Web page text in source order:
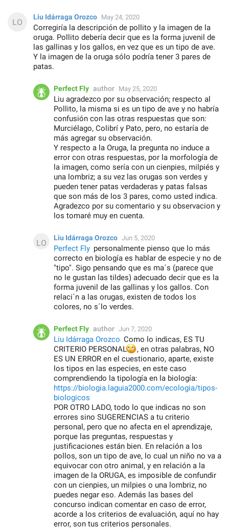
Liu Idárraga Orozco May 24, 2020
Corregiría la descripción de pollito y la imagen de la
oruga. Pollito debería decir que es la forma juvenil de
las gallinas y los gallos, en vez que es un tipo de ave.
Y la imagen de la oruga sólo podría tener 3 pares de
patas.
Perfect Fly author May 25, 2020
Liu agradezco por su observación; respecto al
Pollito, la misma si es un tipo de ave y no habría
confusión con las otras respuestas que son:
Murciélago, Colibrí y Pato, pero, no estaría de
más agregar su observación.
Y respecto a la Oruga, la pregunta no induce a
error con otras respuestas, por la morfología de
la imagen, como sería con un cienpies, milpiés y
una lombriz; a su vez las orugas son verdes y
pueden tener patas verdaderas y patas falsas
que son más de los 3 pares, como usted indica.
Agradezco por su comentario y su observacion y
los tomaré muy en cuenta.
Liu Idárraga Orozco Jun 5, 2020
Perfect Fly personalmente pienso que lo más
correcto en biología es hablar de especie y no de
"tipo". Sigo pensando que es ma´s (parece que
no le gustan las tildes) adecuado decir que es la
forma juvenil de las gallinas y los gallos. Con
relaci´n a las orugas, existen de todos los
colores, no s´lo verdes.
Perfect Fly author Jun 7, 2020
Liu Idárraga Orozco Como lo indicas, ES TU
CRITERIO PERSONAL
🙄, en otras palabras, NO
ES UN ERROR en el cuestionario, aparte, existe
los tipos en las especies, en este caso
comprendiendo la tipología en la biología:
https://biologia.laguia2000.com/ecologia/tipos-
biologicos
POR OTRO LADO, todo lo que indicas no son
errores sino SUGERENCIAS a tu criterio
personal, pero que no afecta en el aprendizaje,
porque las preguntas, respuestas y
justificaciones están bien. En relación a los
pollos, son un tipo de ave, lo cual un niño no va a
equivocar con otro animal, y en relación a la
imagen de la ORUGA, es imposible de confundir
con un cienpies, un milpies o una lombriz, no
puedes negar eso. Además las bases del
concurso indican comentar en caso de error,
acorde a los criterios de evaluación, aquí no hay
error, son tus criterios personales.